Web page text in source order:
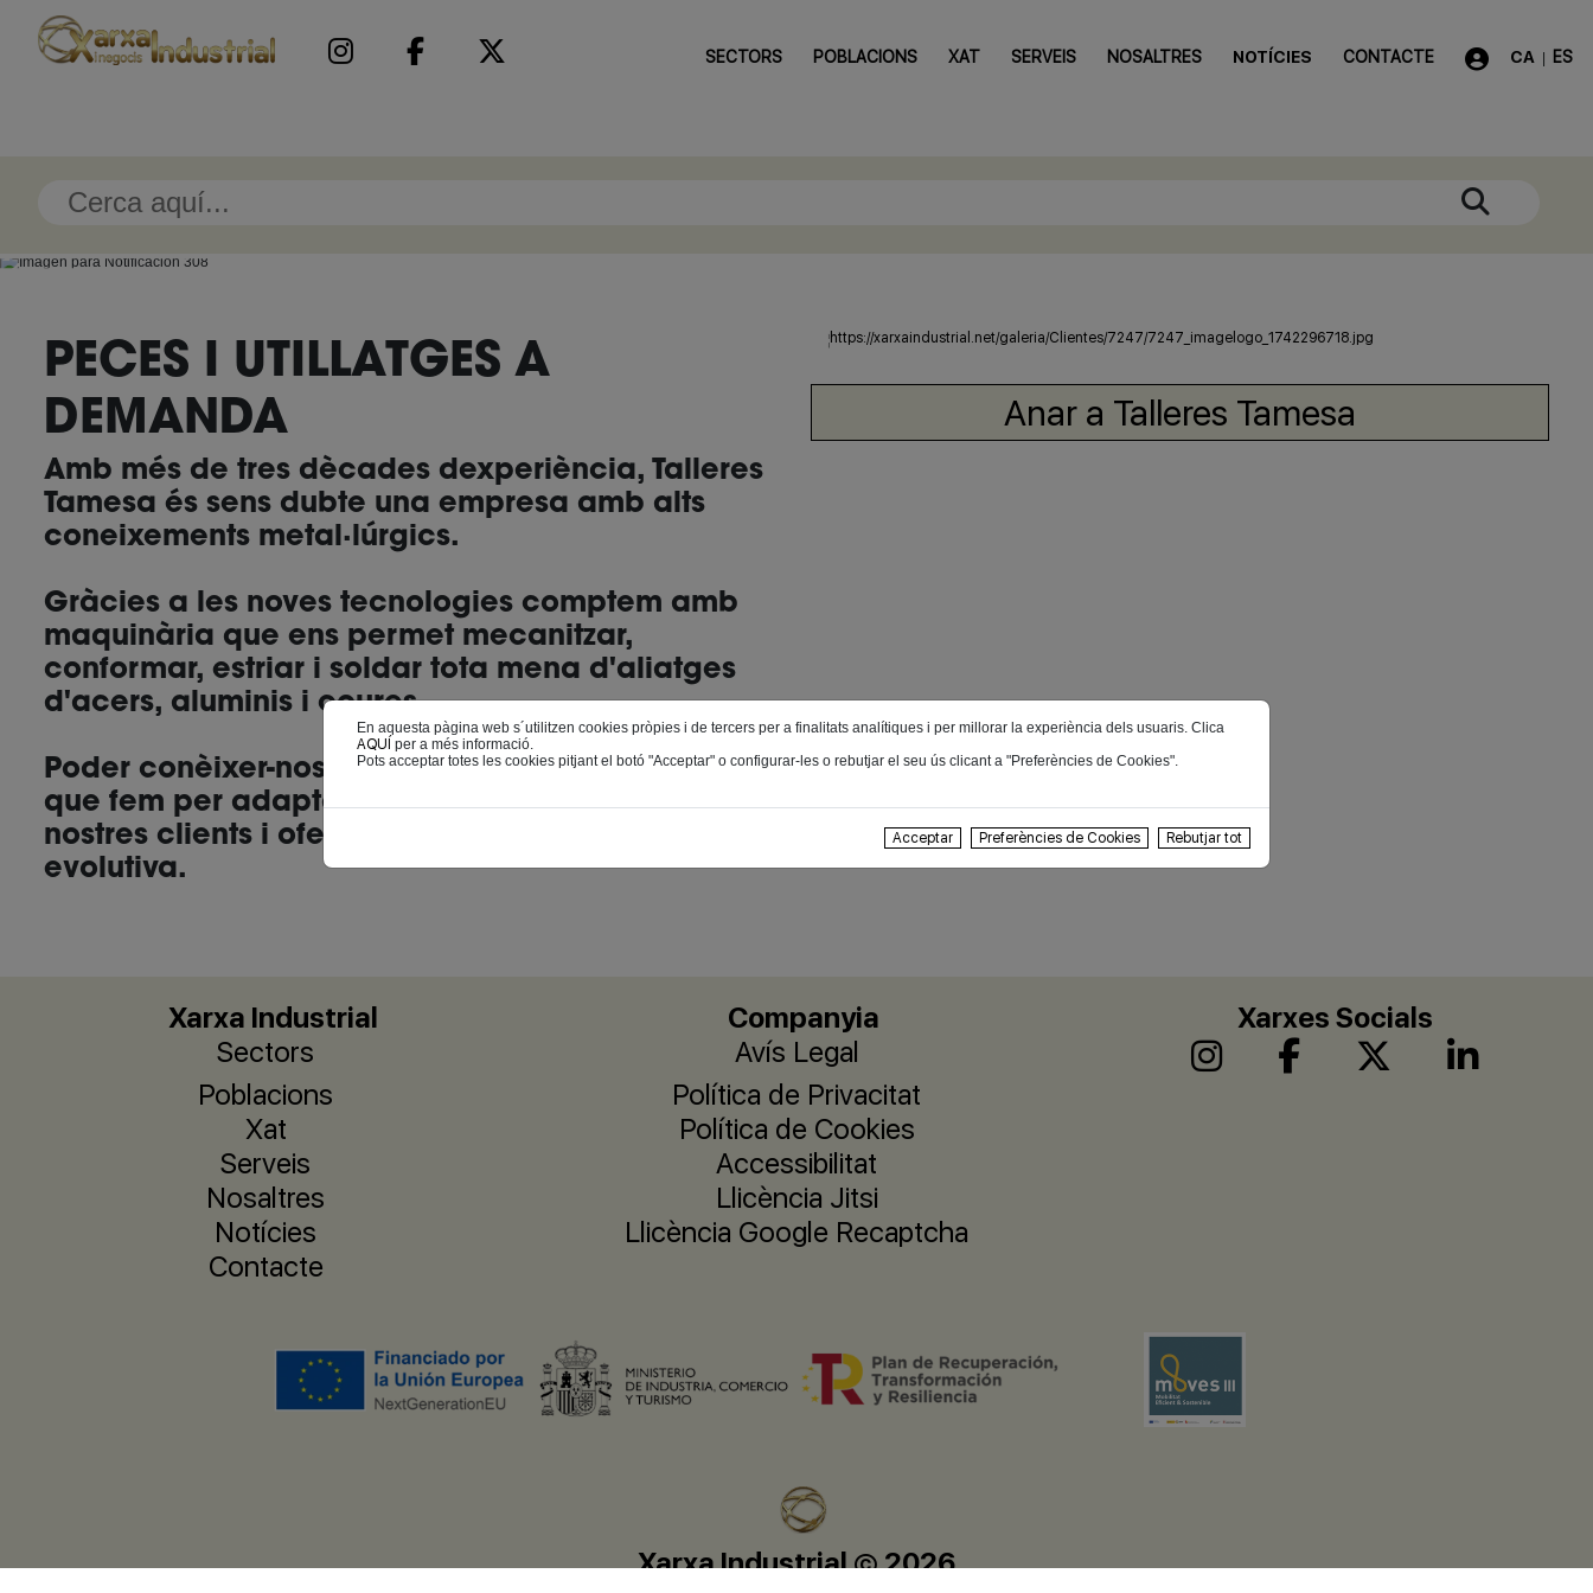
SECTORS POBLACIONS XAT SERVEIS NOSALTRES NOTÍCIES CONTACTE CA ES
PECES I UTILLATGES A
DEMANDA
Amb més de tres dècades dexperiència, Talleres
Tamesa és sens dubte una empresa amb alts
coneixements metal·lúrgics.
Gràcies a les noves tecnologies comptem amb
maquinària que ens permet mecanitzar,
conformar, estriar i soldar tota mena d'aliatges
d'acers, aluminis i coures.
Poder conèixer-nos avui dia és gràcies a l'esforç
que fem per adaptar-nos a les necessitats dels
nostres clients i oferir-los una qualitat empresarial
evolutiva.
Anar a Talleres Tamesa
En aquesta pàgina web s´utilitzen cookies pròpies i de tercers per a finalitats analítiques i per millorar la experiència dels usuaris. Clica
AQUÍ per a més informació.
Pots acceptar totes les cookies pitjant el botó "Acceptar" o configurar-les o rebutjar el seu ús clicant a "Preferències de Cookies".
Acceptar Preferències de Cookies Rebutjar tot
Xarxa Industrial Companyia
Xarxes Socials
Sectors
Avís Legal
Poblacions
Política de Privacitat
Xat
Política de Cookies
Serveis
Accessibilitat
Nosaltres
Llicència Jitsi
Notícies
Llicència Google Recaptcha
Contacte
Xarxa Industrial © 2026